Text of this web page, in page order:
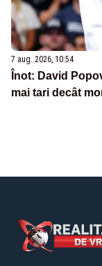
7 aug. 2026, 10:54
Înot: David
mai tari decât